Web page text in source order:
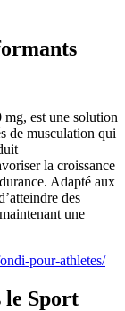
mg, est une solution
de musculation qui
la croissance
Adapté aux
des
une
pour-athletes/
le Sport